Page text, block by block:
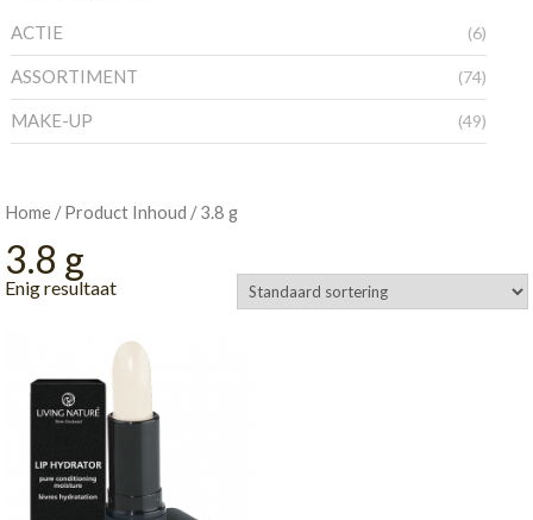
ACTIE (6)
ASSORTIMENT (74)
MAKE-UP (49)
Home / Product Inhoud / 3.8 g
3.8 g
Enig resultaat